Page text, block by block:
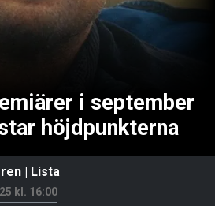
i september
höjdpunkterna
Lista
kl. 16:00